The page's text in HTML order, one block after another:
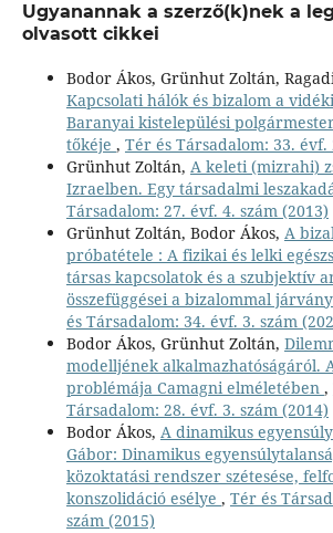
Ugyanannak a szerző(k)nek a
olvasott cikkei
Bodor Ákos, Grünhut Zoltán,
Kapcsolati hálók és bizalom a
Baranyai kistelepülési
tőkéje , Tér és Társadalom: 33. évf.
Grünhut Zoltán, A keleti (mizrahi)
Izraelben. Egy társadalmi
Társadalom: 27. évf. 4. szám (2013)
Grünhut Zoltán, Bodor Ákos, A
próbatétele : A fizikai és lelki
társas kapcsolatok és a szubjektív
összefüggései a bizalommal
és Társadalom: 34. évf. 3. szám
Bodor Ákos, Grünhut Zoltán,
modelljének alkalmazhatóságáról.
problémája Camagni elméletében ,
Társadalom: 28. évf. 3. szám (2014)
Bodor Ákos, A dinamikus
Gábor: Dinamikus
közoktatási rendszer szétesése,
konszolidáció esélye , Tér és
szám (2015)